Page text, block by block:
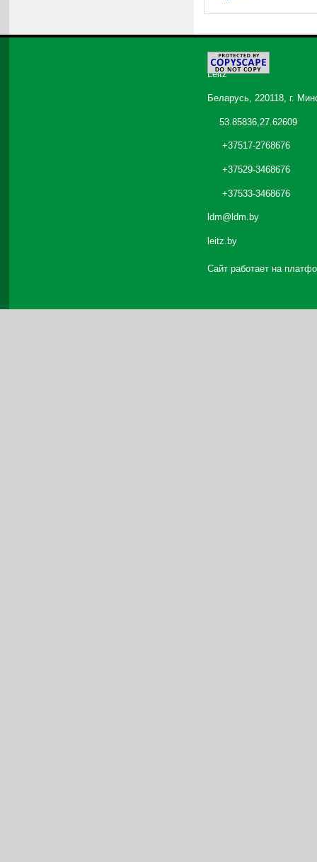
©2026
Leitz
Беларусь, 220118, г.
53.85836,27.62609
+37517-2768676
+37529-3468676
+37533-3468676
ldm@ldm.by
leitz.by
Сайт работает на